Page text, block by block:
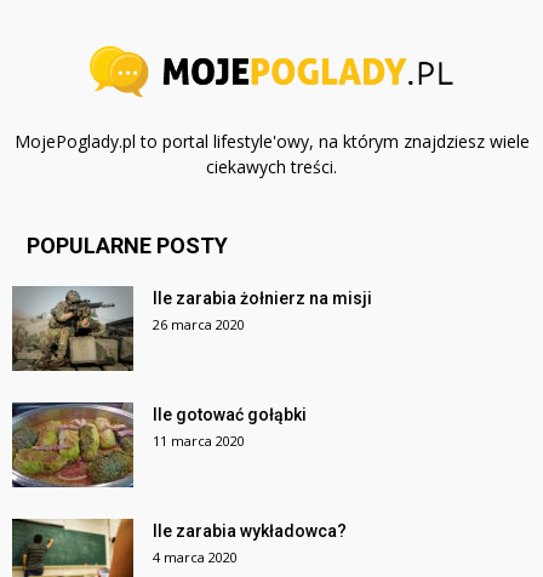
MojePoglady.pl to portal lifestyle'owy, na którym znajdziesz wiele
ciekawych treści.
POPULARNE POSTY
Ile zarabia żołnierz na misji
26 marca 2020
Ile gotować gołąbki
11 marca 2020
Ile zarabia wykładowca?
4 marca 2020